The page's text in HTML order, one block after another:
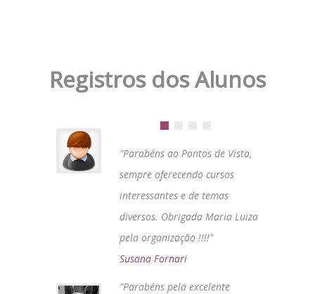
Registros dos Alunos
"Parabéns ao Pontos de Vista,
sempre oferecendo cursos
interessantes e de temas
diversos. Obrigada Maria Luiza
pela organização !!!!"
Susana Fornari
"Parabéns pela excelente